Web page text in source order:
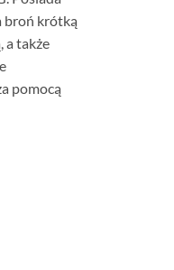
broń krótką
a także
pomocą